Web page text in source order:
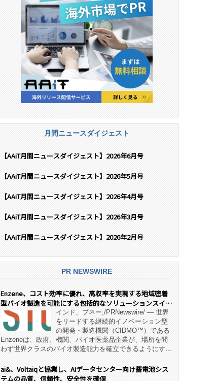
月間ニュースダイジェスト
【AAiT月間ニュースダイジェスト】2026年6月号
【AAiT月間ニュースダイジェスト】2026年5月号
【AAiT月間ニュースダイジェスト】2026年4月号
【AAiT月間ニュースダイジェスト】2026年3月号
【AAiT月間ニュースダイジェスト】2026年2月号
PR NEWSWIRE
Enzene、コスト効率に優れ、高収率を実現する地域密着
型バイオ製造を可能にする包括的なソリューションスイー
ト「NeX™」 をリリースインド、プネー,/PRNewswire/ — 世界
をリードする継続的イノベーション型
の開発・製造機関（CIDMO™）である
Enzeneは、政府、機関、バイオ医薬品企業が、場所を問
わず世界クラスのバイオ製造能力を確立できるようにす
デル「NeX™」の立ち上げを発表しました。 同社の実績
あるEnzeneX® fully‑connected continuous
ai&、Voltaiqと協業し、AIデータセンター向け蓄電池シス
テムの品質、信頼性、安全性を確保